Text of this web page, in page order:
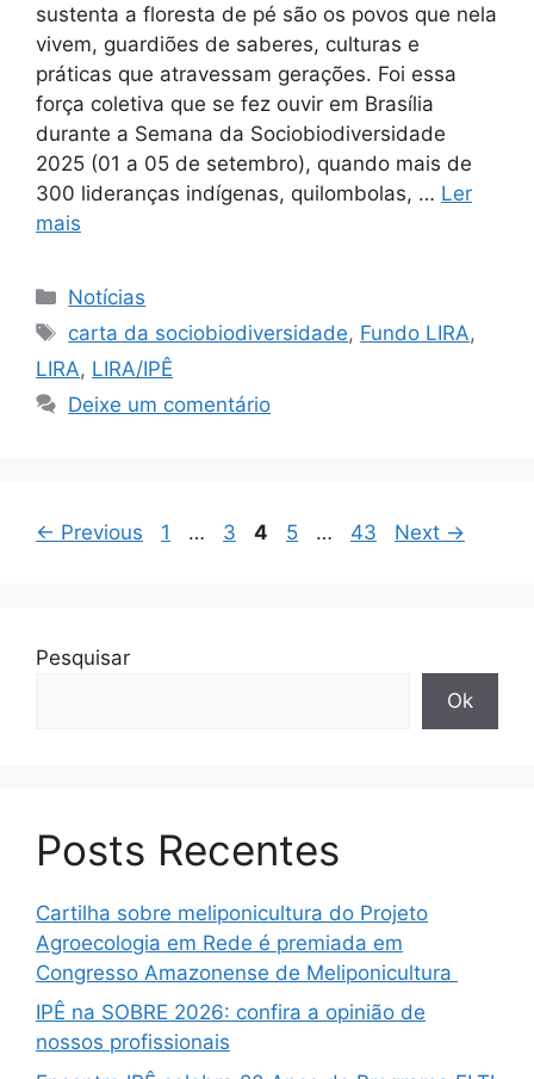
sustenta a floresta de pé são os povos que nela
vivem, guardiões de saberes, culturas e
práticas que atravessam gerações. Foi essa
força coletiva que se fez ouvir em Brasília
durante a Semana da Sociobiodiversidade
2025 (01 a 05 de setembro), quando mais de
300 lideranças indígenas, quilombolas, … Ler
mais
Notícias
carta da sociobiodiversidade, Fundo LIRA,
LIRA, LIRA/IPÊ
Deixe um comentário
← Previous 1 … 3 4 5 … 43 Next →
Pesquisar
Ok
Posts Recentes
Cartilha sobre meliponicultura do Projeto
Agroecologia em Rede é premiada em
Congresso Amazonense de Meliponicultura
IPÊ na SOBRE 2026: confira a opinião de
nossos profissionais